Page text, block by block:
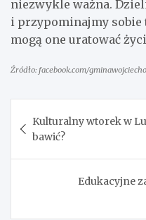
niezwykle ważna.
i przypominajmy sobie
mogą one uratować
Źródło: facebook.com/
wpisu
Kulturalny wtorek w
bawić?
Edukacyjne